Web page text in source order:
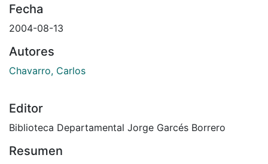
Fecha
2004-08-13
Autores
Chavarro, Carlos
Editor
Biblioteca Departamental Jorge Garcés Borrero
Resumen